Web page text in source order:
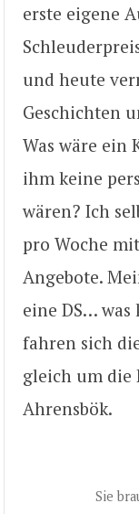
erste eigene
und heute
Geschichten
Was wäre ein
ihm keine
wären? Ich
pro Woche
Angebote.
eine DS…
fahren sich
gleich um die
Ahrensbök.
Sie